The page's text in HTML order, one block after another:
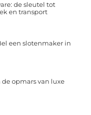
de sleutel tot
en transport
een slotenmaker in
opmars van luxe